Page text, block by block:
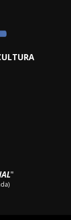
"